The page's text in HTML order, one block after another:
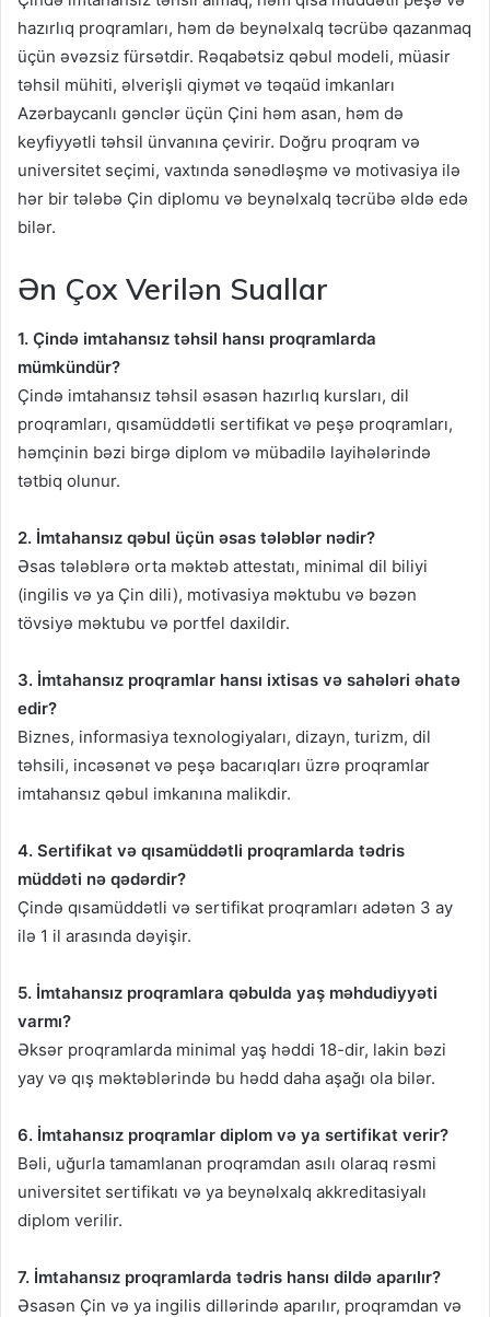
hazırlıq proqramları, həm də beynəlxalq təcrübə qazanmaq
üçün əvəzsiz fürsətdir. Rəqabətsiz qəbul modeli, müasir
təhsil mühiti, əlverişli qiymət və təqaüd imkanları
Azərbaycanlı gənclər üçün Çini həm asan, həm də
keyfiyyətli təhsil ünvanına çevirir. Doğru proqram və
universitet seçimi, vaxtında sənədləşmə və motivasiya ilə
hər bir tələbə Çin diplomu və beynəlxalq təcrübə əldə edə
bilər.
Ən Çox Verilən Suallar
1. Çində imtahansız təhsil hansı proqramlarda
mümkündür?
Çində imtahansız təhsil əsasən hazırlıq kursları, dil
proqramları, qısamüddətli sertifikat və peşə proqramları,
həmçinin bəzi birgə diplom və mübadilə layihələrində
tətbiq olunur.
2. İmtahansız qəbul üçün əsas tələblər nədir?
Əsas tələblərə orta məktəb attestatı, minimal dil biliyi
(ingilis və ya Çin dili), motivasiya məktubu və bəzən
tövsiyə məktubu və portfel daxildir.
3. İmtahansız proqramlar hansı ixtisas və sahələri əhatə
edir?
Biznes, informasiya texnologiyaları, dizayn, turizm, dil
təhsili, incəsənət və peşə bacarıqları üzrə proqramlar
imtahansız qəbul imkanına malikdir.
4. Sertifikat və qısamüddətli proqramlarda tədris
müddəti nə qədərdir?
Çində qısamüddətli və sertifikat proqramları adətən 3 ay
ilə 1 il arasında dəyişir.
5. İmtahansız proqramlara qəbulda yaş məhdudiyyəti
varmı?
Əksər proqramlarda minimal yaş həddi 18-dir, lakin bəzi
yay və qış məktəblərində bu hədd daha aşağı ola bilər.
6. İmtahansız proqramlar diplom və ya sertifikat verir?
Bəli, uğurla tamamlanan proqramdan asılı olaraq rəsmi
universitet sertifikatı və ya beynəlxalq akkreditasiyalı
diplom verilir.
7. İmtahansız proqramlarda tədris hansı dildə aparılır?
Əsasən Çin və ya ingilis dillərində aparılır, proqramdan və